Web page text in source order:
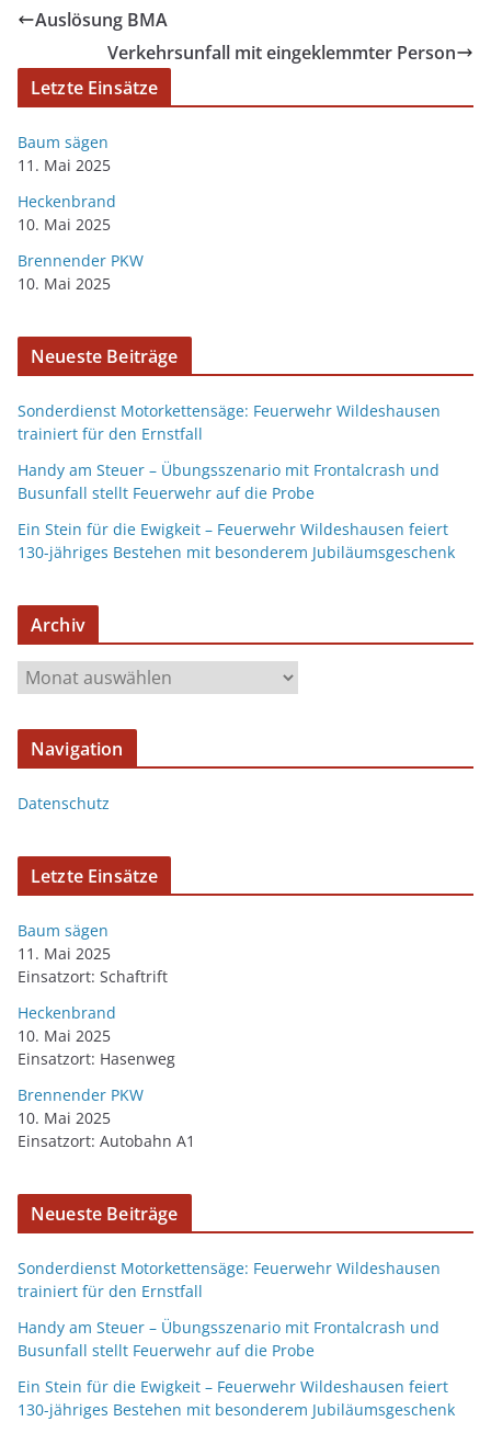
Auslösung BMA
Verkehrsunfall mit eingeklemmter Person
Letzte Einsätze
Baum sägen
11. Mai 2025
Heckenbrand
10. Mai 2025
Brennender PKW
10. Mai 2025
Neueste Beiträge
Sonderdienst Motorkettensäge: Feuerwehr Wildeshausen
trainiert für den Ernstfall
Handy am Steuer – Übungsszenario mit Frontalcrash und
Busunfall stellt Feuerwehr auf die Probe
Ein Stein für die Ewigkeit – Feuerwehr Wildeshausen feiert
130-jähriges Bestehen mit besonderem Jubiläumsgeschenk
Archiv
Navigation
Datenschutz
Letzte Einsätze
Baum sägen
11. Mai 2025
Einsatzort: Schaftrift
Heckenbrand
10. Mai 2025
Einsatzort: Hasenweg
Brennender PKW
10. Mai 2025
Einsatzort: Autobahn A1
Neueste Beiträge
Sonderdienst Motorkettensäge: Feuerwehr Wildeshausen
trainiert für den Ernstfall
Handy am Steuer – Übungsszenario mit Frontalcrash und
Busunfall stellt Feuerwehr auf die Probe
Ein Stein für die Ewigkeit – Feuerwehr Wildeshausen feiert
130-jähriges Bestehen mit besonderem Jubiläumsgeschenk